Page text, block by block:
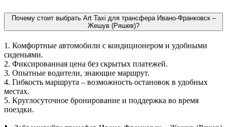
Почему стоит выбрать Art Taxi для трансфера Ивано-Франковск –
Жешув (Ряшев)?
1. Комфортные автомобили с кондиционером и удобными
сиденьями.
2. Фиксированная цена без скрытых платежей.
3. Опытные водители, знающие маршрут.
4. Гибкость маршрута – возможность остановок в удобных
местах.
5. Круглосуточное бронирование и поддержка во время
поездки.